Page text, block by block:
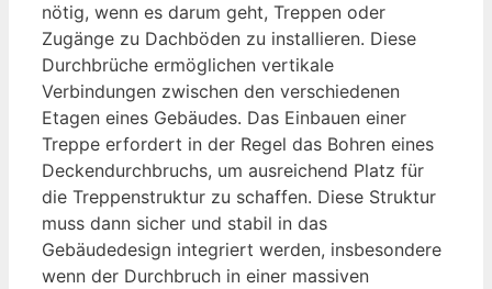
nötig, wenn es darum geht, Treppen oder
Zugänge zu Dachböden zu installieren. Diese
Durchbrüche ermöglichen vertikale
Verbindungen zwischen den verschiedenen
Etagen eines Gebäudes. Das Einbauen einer
Treppe erfordert in der Regel das Bohren eines
Deckendurchbruchs, um ausreichend Platz für
die Treppenstruktur zu schaffen. Diese Struktur
muss dann sicher und stabil in das
Gebäudedesign integriert werden, insbesondere
wenn der Durchbruch in einer massiven